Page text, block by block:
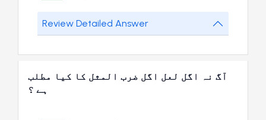
Review Detailed Answer
آگ نہ اگل لعل اگل ضرب المثل کا کیا مطلب
ہے ؟